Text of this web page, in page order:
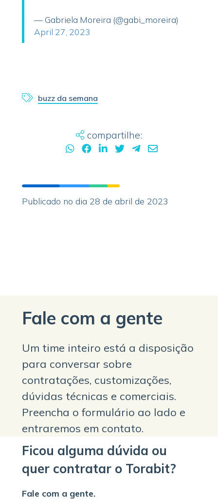
— Gabriela Moreira (@gabi_moreira)
April 27, 2023
buzz da semana
compartilhe:
Publicado no dia 28 de abril de 2023
Fale com a gente
Um time inteiro está a disposição
para conversar sobre
contratações, customizações,
dúvidas técnicas e comerciais.
Preencha o formulário ao lado e
entraremos em contato.
Ficou alguma dúvida ou
quer contratar o Torabit?
Fale com a gente.